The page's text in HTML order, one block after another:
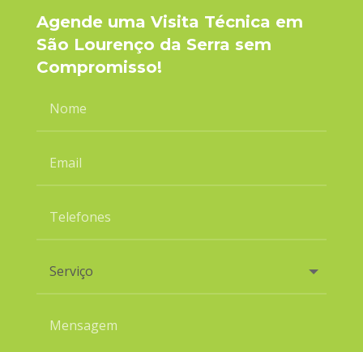
Agende uma Visita Técnica em
São Lourenço da Serra sem
Compromisso!